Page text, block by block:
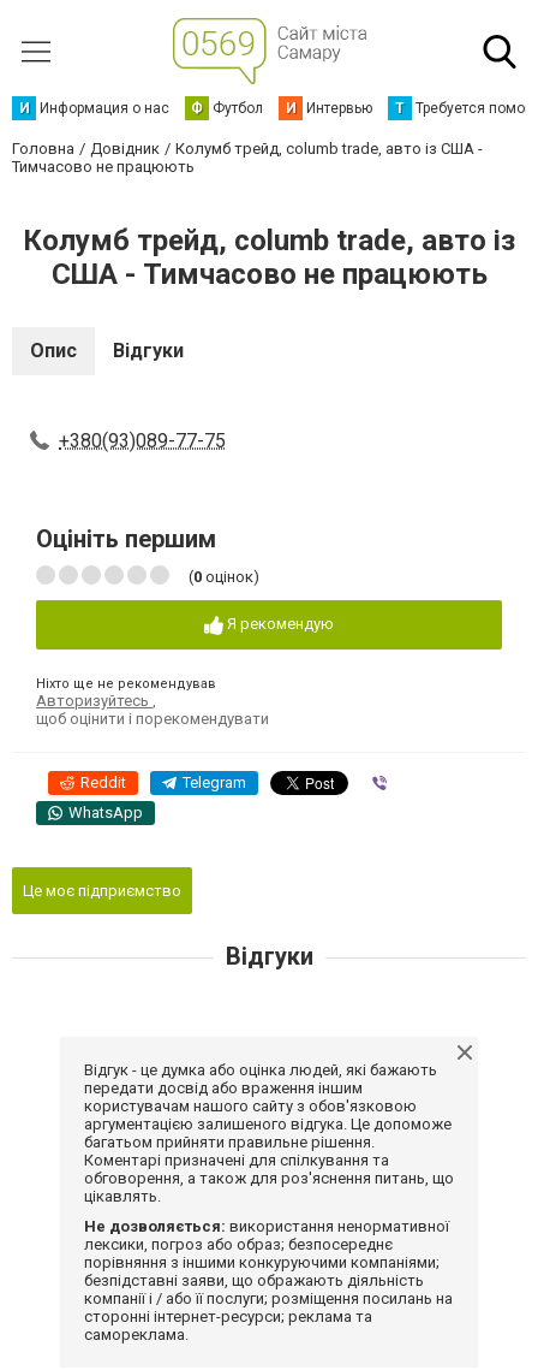
И Информация о нас Ф Футбол И Интервью Т Требуется
Головна Довідник
Колумб трейд, columb trade, авто із США -
Тимчасово не працюють
Колумб трейд, columb trade, авто із
США - Тимчасово не працюють
Опис Відгуки
+380(93)089-77-75
Оцініть першим
(0 оцінок)
Я рекомендую
Ніхто ще не рекомендував
Авторизуйтесь
щоб оцінити і порекомендувати
Reddit Telegram
WhatsApp
Це моє підприємство
Відгуки
Відгук - це думка або оцінка людей, які бажають
передати досвід або враження іншим
користувачам нашого сайту з обов'язковою
аргументацією залишеного відгука. Це допоможе
багатьом прийняти правильне рішення.
Коментарі призначені для спілкування та
обговорення, а також для роз'яснення питань, що
цікавлять.
Не дозволяється: використання ненормативної
лексики, погроз або образ; безпосереднє
порівняння з іншими конкуруючими компаніями;
безпідставні заяви, що ображають діяльність
компанії і / або її послуги; розміщення посилань на
сторонні інтернет-ресурси; реклама та
самореклама.